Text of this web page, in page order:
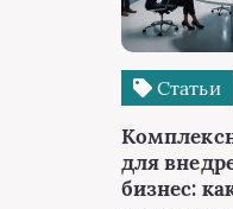
Статьи
для
бизнес: